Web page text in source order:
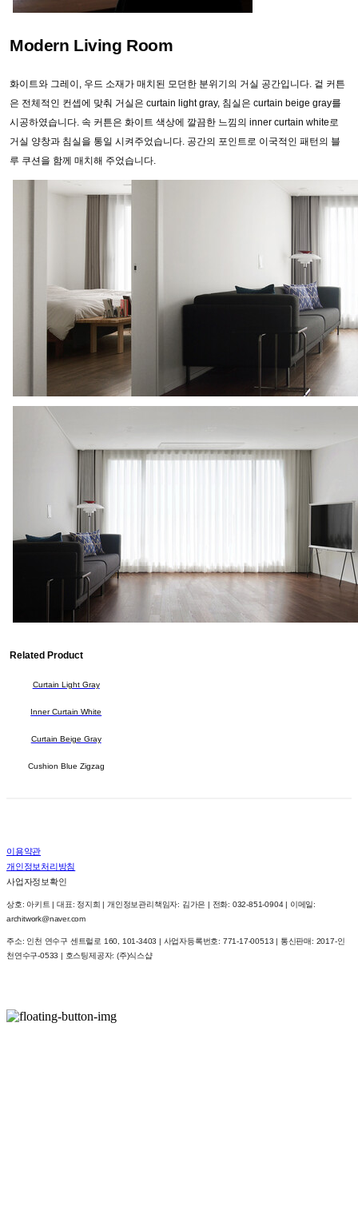
Modern Living Room
화이트와 그레이, 우드 소재가 매치된 모던한 분위기의 거실 공간입니다. 겉 커튼
은 전체적인 컨셉에 맞춰 거실은 curtain light gray, 침실은 curtain beige gray를
시공하였습니다. 속 커튼은 화이트 색상에 깔끔한 느낌의 inner curtain white로
거실 양창과 침실을 통일 시켜주었습니다. 공간의 포인트로 이국적인 패턴의 블
루 쿠션을 함께 매치해 주었습니다.
Related Product
Curtain Light Gray
Inner Curtain White
Curtain Beige Gray
Cushion Blue Zigzag
이용약관
개인정보처리방침
사업자정보확인
상호: 아키트 | 대표: 정지희 | 개인정보관리책임자: 김가은 | 전화: 032-851-0904 | 이메일:
architwork@naver.com
주소: 인천 연수구 센트럴로 160, 101-3403 | 사업자등록번호: 771-17-00513 | 통신판매: 2017-인
천연수구-0533 | 호스팅제공자: (주)식스샵